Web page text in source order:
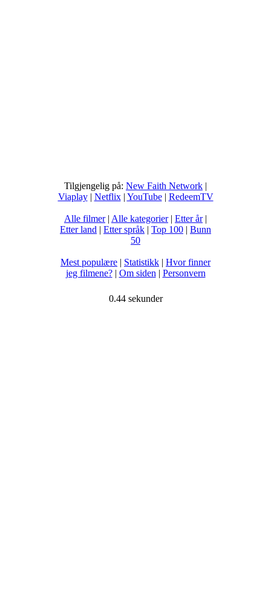
Tilgjengelig på: New Faith Network |
Viaplay| Netflix| YouTube| RedeemTV
Alle filmer| Alle kategorier| Etter år|
Etter land | Etter språk | Top 100 | Bunn
50
Mest populære | Statistikk | Hvor finner
jeg filmene?| Om siden | Personvern
0.44 sekunder